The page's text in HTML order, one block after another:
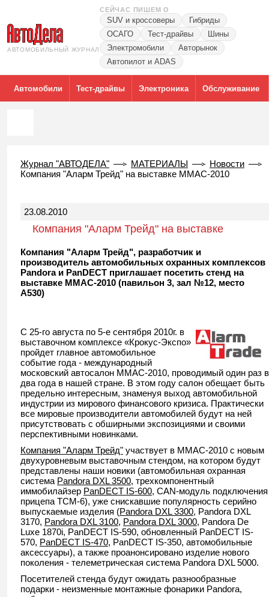
АВТОМОБИЛЬНЫЙ ЖУРНАЛ
СЕЙЧАС ПИШЕМ О
SUV и кроссоверы
Гибриды
ОСАГО
Тест-драйвы
Шины
Электромобили
Авторынок
Автопилот и ADAS
Автомобили Тест-драйвы Электроника Обслуживание
Журнал "АВТОДЕЛА" МАТЕРИАЛЫ
Новости
Компания "Аларм Трейд" на выставке ММАС-2010
23.08.2010
Компания "Аларм Трейд" на выставке
ММАС-2010
Компания "Аларм Трейд", разработчик и
производитель автомобильных охранных комплексов
Pandora и PanDECT приглашает посетить стенд на
выставке ММАС-2010 (павильон 3, зал №12, место
А530)
С 25-го августа по 5-е сентября 2010г. в
выставочном комплексе «Крокус-Экспо»
пройдет главное автомобильное
событие года - международный
московский автосалон ММАС-2010, проводимый один раз в
два года в нашей стране. В этом году салон обещает быть
предельно интересным, знаменуя выход автомобильной
индустрии из мирового финансового кризиса. Практически
все мировые производители автомобилей будут на ней
присутствовать с обширными экспозициями и своими
перспективными новинками.
Компания "Аларм Трейд" участвует в ММАС-2010 с новым
двухуровневым выставочным стендом, на котором будут
представлены наши новики (автомобильная охранная
система Pandora DXL 3500, трехкомпонентный
иммобилайзер PanDECT IS-600, CAN-модуль подключения
прицепа TCM-6), уже снискавшие популярность серийно
выпускаемые изделия (Pandora DXL 3300, Pandora DXL
3170, Pandora DXL 3100, Pandora DXL 3000, Pandora De
Luxe 1870i, PanDECT IS-590, обновленный PanDECT IS-
570, PanDECT IS-470, PanDECT IS-350, автомобильные
аксессуары), а также проанонсировано изделие нового
поколения - телеметрическая система Pandora DXL 5000.
Посетителей стенда будут ожидать разнообразные
подарки - неизменные монтажные фонарики Pandora,